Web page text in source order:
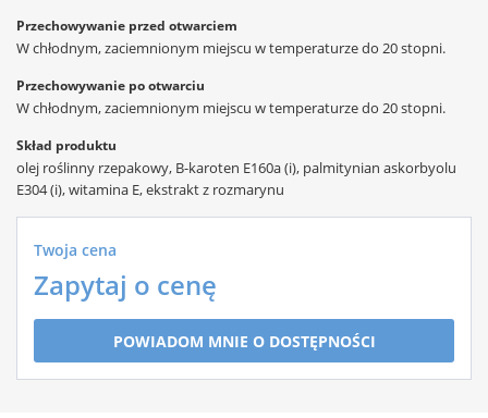
Przechowywanie przed otwarciem
W chłodnym, zaciemnionym miejscu w temperaturze do 20 stopni.
Przechowywanie po otwarciu
W chłodnym, zaciemnionym miejscu w temperaturze do 20 stopni.
Skład produktu
olej roślinny rzepakowy, B-karoten E160a (i), palmitynian askorbyolu
E304 (i), witamina E, ekstrakt z rozmarynu
Twoja cena
Zapytaj o cenę
POWIADOM MNIE O DOSTĘPNOŚCI